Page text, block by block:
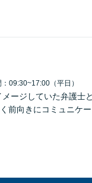
09:30~17:00（平日）
ージしていた弁護士
前向きにコミュニケ